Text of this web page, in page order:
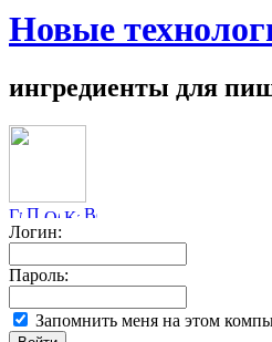
Новые
ингредиенты для
Логин:
Пароль:
Запомнить меня на этом